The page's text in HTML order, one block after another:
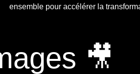
ensemble pour accélérer la
🎥